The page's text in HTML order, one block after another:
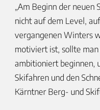
„Am Beginn der
nicht auf dem Level,
vergangenen Winters
motiviert ist, sollte
ambitioniert beginnen,
Skifahren und den
Kärntner Berg- und